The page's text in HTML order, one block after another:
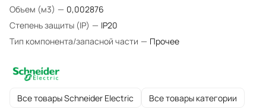
Объем (м3) — 0,002876
Степень защиты (IP) — IP20
Тип компонента/запасной части — Прочее
Все товары Schneider Electric Все товары категории